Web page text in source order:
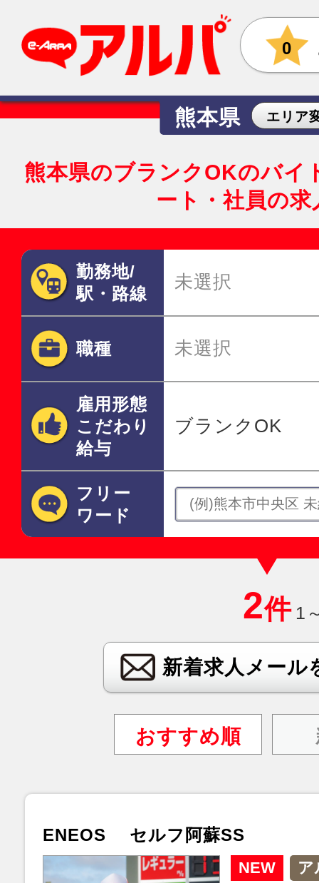
0
熊本県 エリア
熊本県のブランクOKのバイ
ート・社員の求
勤務地/
駅・路線
未選択
職種 未選択
雇用形態
こだわり
給与
ブランクOK
フリー
ワード
2件 1
新着求人メール
おすすめ順
ENEOS セルフ阿蘇SS
NEW ア